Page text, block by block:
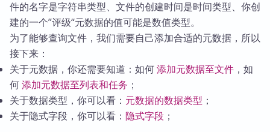
件的名字是字符串类型、文件的创建时间是时间类型、你创
建的一个”评级“元数据的值可能是数值类型。
为了能够查询文件，我们需要自己添加合适的元数据，所以
接下来：
关于元数据，你还需要知道：如何添加元数据至文件 ，如
何添加元数据至列表和任务 ；
关于数据类型，你可以看： 元数据的数据类型 ；
关于隐式字段，你可以看： 隐式字段 ；